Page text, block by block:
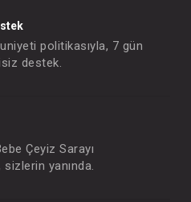
politikasıyla, 7 gün
destek.
Çeyiz Sarayı
yanında.